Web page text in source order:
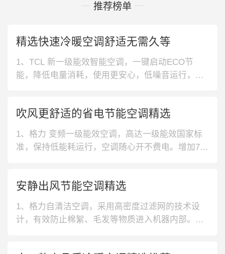
推荐榜单
精选快速冷暖空调舒适无需久等
1、TCL 新一级能效智能空调，一键启动ECO节
能，降低电量消耗，使用更安心，低噪音运行，不
技，动力强劲，快速制冷暖。大导风板防直吹，吹
出舒适柔和风。自清洁功能，抗菌防霉，守护家人
健康，换季无异味。3、扬
吹风更舒适的省电节能空调精选
1、格力 变频一级能效空调，高达一级能效国家标
准，保持低能耗运行，空调随心开不费电。增加7挡
角送风设计，能将凉爽送至屋子里每个角落，制冷
全面无死角。搭载高频速冷热技术，空调一开，凉
爽即来，使用不用等。3、美
安静出风节能空调精选
1、格力自清洁空调，采用高密度过滤网的技术设
计，有效防止棉絮、毛发等物质进入机器内部。采